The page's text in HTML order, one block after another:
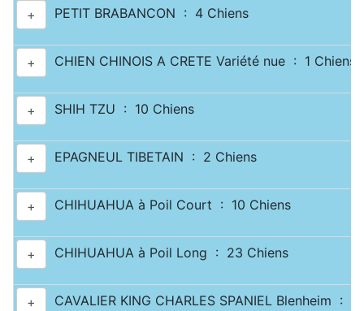
+ PETIT BRABANCON : 4 Chiens
+ CHIEN CHINOIS A CRETE Variété nue : 1 Chiens
+ SHIH TZU : 10 Chiens
+ EPAGNEUL TIBETAIN : 2 Chiens
+ CHIHUAHUA à Poil Court : 10 Chiens
+ CHIHUAHUA à Poil Long : 23 Chiens
+ CAVALIER KING CHARLES SPANIEL Blenheim : 4